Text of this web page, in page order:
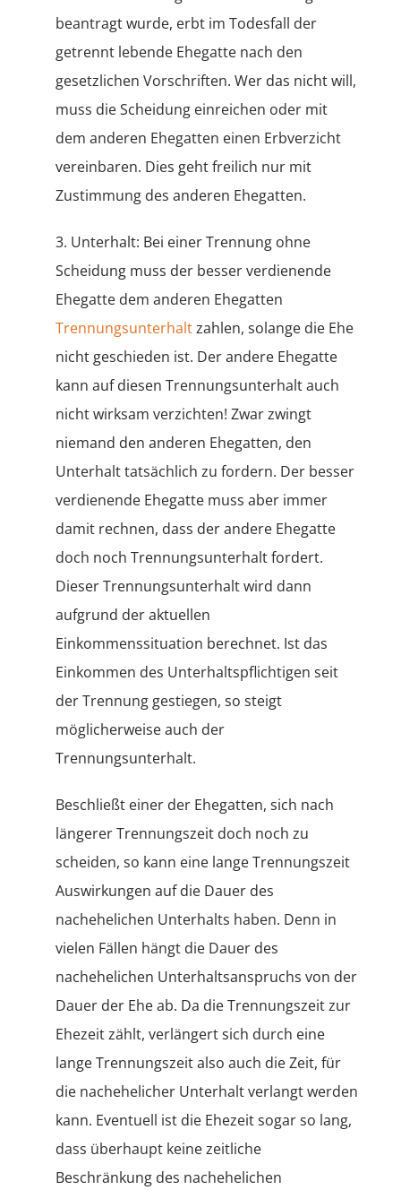
beantragt wurde, erbt im Todesfall der
getrennt lebende Ehegatte nach den
gesetzlichen Vorschriften. Wer das nicht will,
muss die Scheidung einreichen oder mit
dem anderen Ehegatten einen Erbverzicht
vereinbaren. Dies geht freilich nur mit
Zustimmung des anderen Ehegatten.
3. Unterhalt: Bei einer Trennung ohne
Scheidung muss der besser verdienende
Ehegatte dem anderen Ehegatten
Trennungsunterhaltzahlen, solange die Ehe
nicht geschieden ist. Der andere Ehegatte
kann auf diesen Trennungsunterhalt auch
nicht wirksam verzichten! Zwar zwingt
niemand den anderen Ehegatten, den
Unterhalt tatsächlich zu fordern. Der besser
verdienende Ehegatte muss aber immer
damit rechnen, dass der andere Ehegatte
doch noch Trennungsunterhalt fordert.
Dieser Trennungsunterhalt wird dann
aufgrund der aktuellen
Einkommenssituation berechnet. Ist das
Einkommen des Unterhaltspflichtigen seit
der Trennung gestiegen, so steigt
möglicherweise auch der
Trennungsunterhalt.
Beschließt einer der Ehegatten, sich nach
längerer Trennungszeit doch noch zu
scheiden, so kann eine lange Trennungszeit
Auswirkungen auf die Dauer des
nachehelichen Unterhalts haben. Denn in
vielen Fällen hängt die Dauer des
nachehelichen Unterhaltsanspruchs von der
Dauer der Ehe ab. Da die Trennungszeit zur
Ehezeit zählt, verlängert sich durch eine
lange Trennungszeit also auch die Zeit, für
die nachehelicher Unterhalt verlangt werden
kann. Eventuell ist die Ehezeit sogar so lang,
dass überhaupt keine zeitliche
Beschränkung des nachehelichen